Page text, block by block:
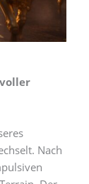
Nach